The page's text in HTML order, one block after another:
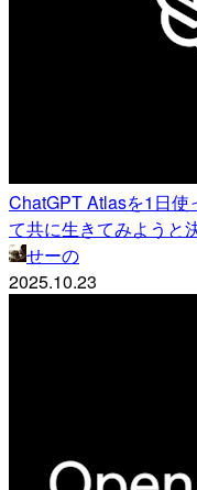
ChatGPT Atlasを1日使
て共に生きてみようと
せーの
2025.10.23